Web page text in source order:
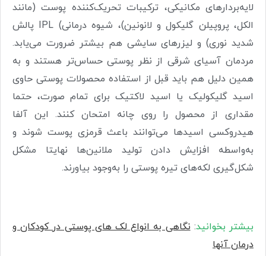
لایه‌بردارهای مکانیکی، ترکیبات تحریک‌کننده پوست (مانند
الکل، پروپیلن گلیکول و لانونین)، شیوه درمانیIPL ( پالش
شدید نوری) و لیزرهای سایشی هم بیشتر ضرورت می‌یابد.
مردمان آسیای شرقی از نظر پوستی حساس‌تر هستند و به
همین دلیل هم باید قبل از استفاده محصولات پوستی حاوی
اسید گلیکولیک یا اسید لاکتیک برای تمام صورت، حتما
مقداری از محصول را روی چانه امتحان کنند. این آلفا
هیدروکسی اسیدها می‌توانند باعث قرمزی پوست شوند و
به‌واسطه افزایش دادن تولید ملانین‌ها نهایتا مشکل
شکل‌گیری لکه‌های تیره پوستی را به‌وجود بیاورند.
بیشتر بخوانید:نگاهی به انواع لک های پوستی در کودکان و
درمان آنها